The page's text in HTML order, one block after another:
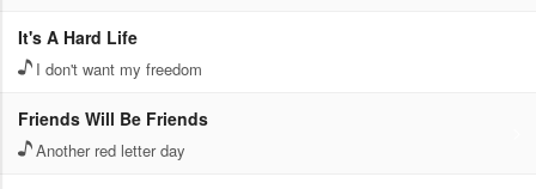
It's A Hard Life
I don't want my freedom
Friends Will Be Friends
Another red letter day